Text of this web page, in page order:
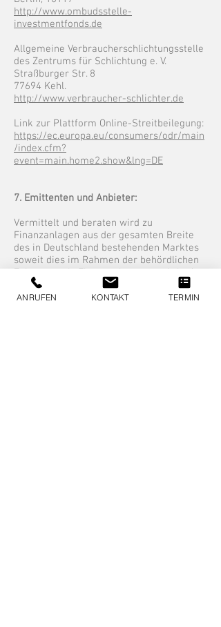
http://www.ombudsstelle-
investmentfonds.de
Allgemeine Verbraucherschlichtungsstelle
des Zentrums für Schlichtung e. V.
Straßburger Str. 8
77694 Kehl.
http://www.verbraucher-schlichter.de
Link zur Plattform Online-Streitbeilegung:
https://ec.europa.eu/consumers/odr/main
/index.cfm?
event=main.home2.show&lng=DE
7. Emittenten und Anbieter:
Vermittelt und beraten wird zu
Finanzanlagen aus der gesamten Breite
des in Deutschland bestehenden Marktes
soweit dies im Rahmen der behördlichen
Zulassung als Finanzanlagenvermittler/-
berater gem. § 34 f GewO zulässig ist.
ANRUFEN KONTAKT TERMIN